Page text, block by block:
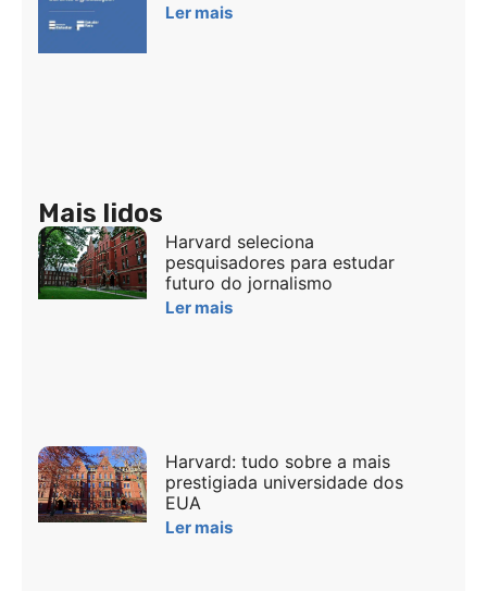
Ler mais
Mais lidos
Harvard seleciona
pesquisadores para estudar
futuro do jornalismo
Ler mais
Harvard: tudo sobre a mais
prestigiada universidade dos
EUA
Ler mais